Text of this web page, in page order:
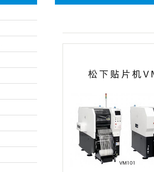
深圳半导体设备